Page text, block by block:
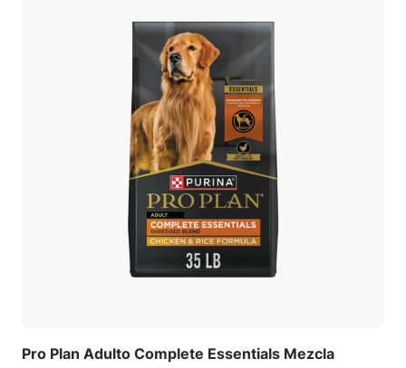
Pro Plan Adulto Complete Essentials Mezcla